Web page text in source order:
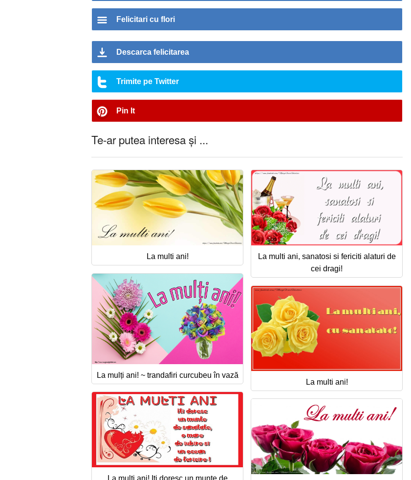
Felicitari cu flori
Descarca felicitarea
Trimite pe Twitter
Pin It
Te-ar putea interesa și ...
La multi ani!
La multi ani, sanatosi si fericiti alaturi de
cei dragi!
La mulți ani! ~ trandafiri curcubeu în vază
La multi ani!